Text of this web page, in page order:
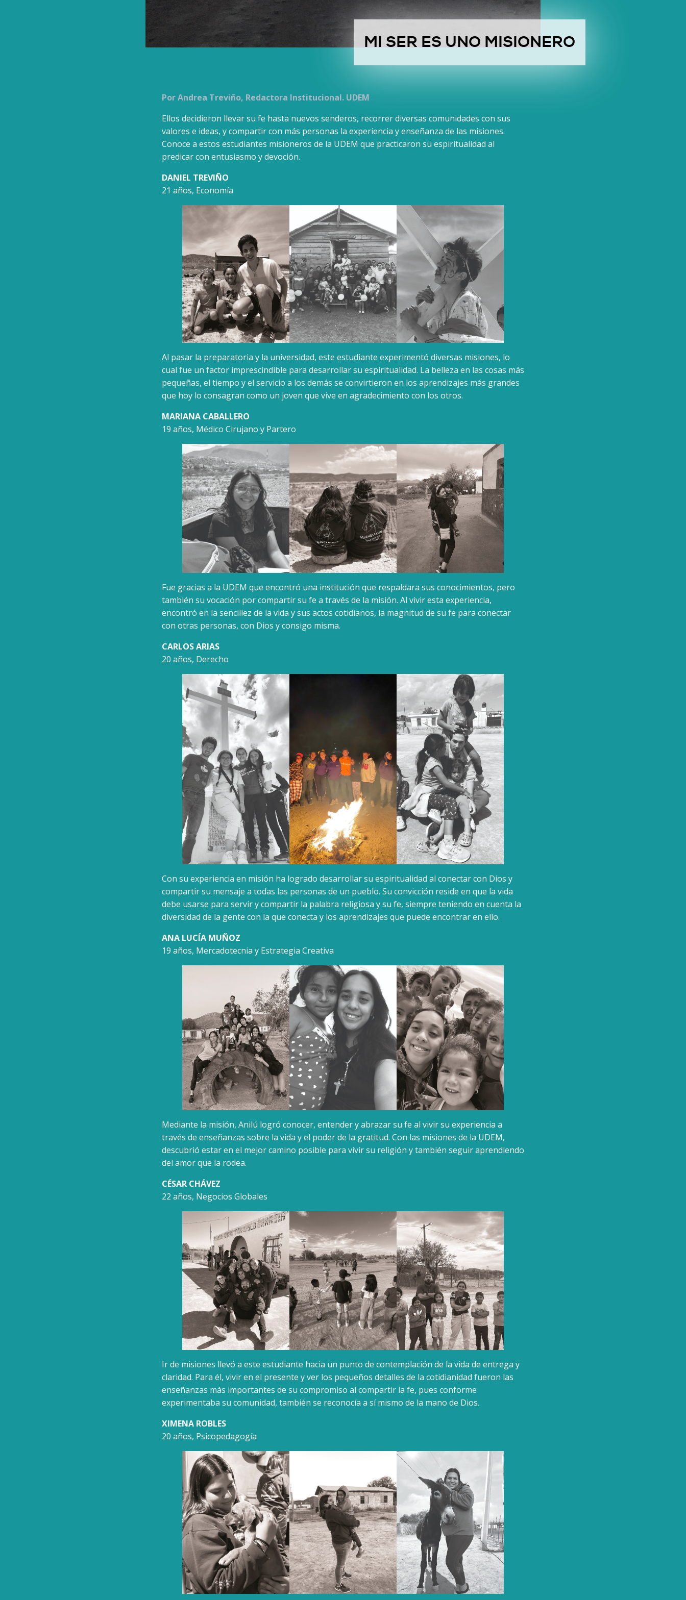
MI SER ES UNO MISIONERO
Por Andrea Treviño, Redactora Institucional. UDEM
Ellos decidieron llevar su fe hasta nuevos senderos, recorrer diversas comunidades con sus
valores e ideas, y compartir con más personas la experiencia y enseñanza de las misiones.
Conoce a estos estudiantes misioneros de la UDEM que practicaron su espiritualidad al
predicar con entusiasmo y devoción.
DANIEL TREVIÑO
21 años, Economía
Al pasar la preparatoria y la universidad, este estudiante experimentó diversas misiones, lo
cual fue un factor imprescindible para desarrollar su espiritualidad. La belleza en las cosas más
pequeñas, el tiempo y el servicio a los demás se convirtieron en los aprendizajes más grandes
que hoy lo consagran como un joven que vive en agradecimiento con los otros.
MARIANA CABALLERO
19 años, Médico Cirujano y Partero
Fue gracias a la UDEM que encontró una institución que respaldara sus conocimientos, pero
también su vocación por compartir su fe a través de la misión. Al vivir esta experiencia,
encontró en la sencillez de la vida y sus actos cotidianos, la magnitud de su fe para conectar
con otras personas, con Dios y consigo misma.
CARLOS ARIAS
20 años, Derecho
Con su experiencia en misión ha logrado desarrollar su espiritualidad al conectar con Dios y
compartir su mensaje a todas las personas de un pueblo. Su convicción reside en que la vida
debe usarse para servir y compartir la palabra religiosa y su fe, siempre teniendo en cuenta la
diversidad de la gente con la que conecta y los aprendizajes que puede encontrar en ello.
ANA LUCÍA MUÑOZ
19 años, Mercadotecnia y Estrategia Creativa
Mediante la misión, Anilú logró conocer, entender y abrazar su fe al vivir su experiencia a
través de enseñanzas sobre la vida y el poder de la gratitud. Con las misiones de la UDEM,
descubrió estar en el mejor camino posible para vivir su religión y también seguir aprendiendo
del amor que la rodea.
CÉSAR CHÁVEZ
22 años, Negocios Globales
Ir de misiones llevó a este estudiante hacia un punto de contemplación de la vida de entrega y
claridad. Para él, vivir en el presente y ver los pequeños detalles de la cotidianidad fueron las
enseñanzas más importantes de su compromiso al compartir la fe, pues conforme
experimentaba su comunidad, también se reconocía a sí mismo de la mano de Dios.
XIMENA ROBLES
20 años, Psicopedagogía